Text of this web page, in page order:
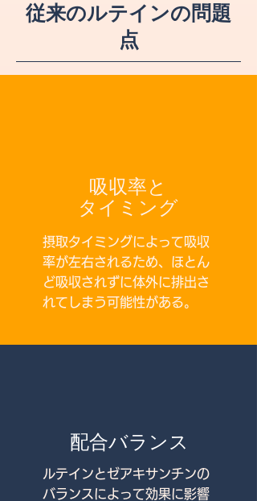
従来のルテインの問題
点
吸収率と
タイミング
摂取タイミングによって吸収
率が左右されるため、ほとん
ど吸収されずに体外に排出さ
れてしまう可能性がある。
配合バランス
ルテインとゼアキサンチンの
バランスによって効果に影響